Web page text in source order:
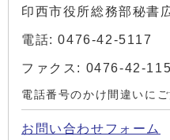
印西市役所総務部秘書
電話: 0476-42-5117
ファクス: 0476-42-
電話番号のかけ間違いにご
お問い合わせフォーム